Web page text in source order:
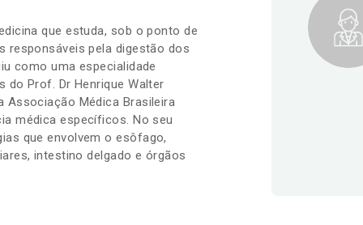
que estuda, sob o ponto de
responsáveis pela digestão dos
como uma especialidade
do Prof. Dr Henrique Walter
Associação Médica Brasileira
médica específicos. No seu
que envolvem o esôfago,
intestino delgado e órgãos